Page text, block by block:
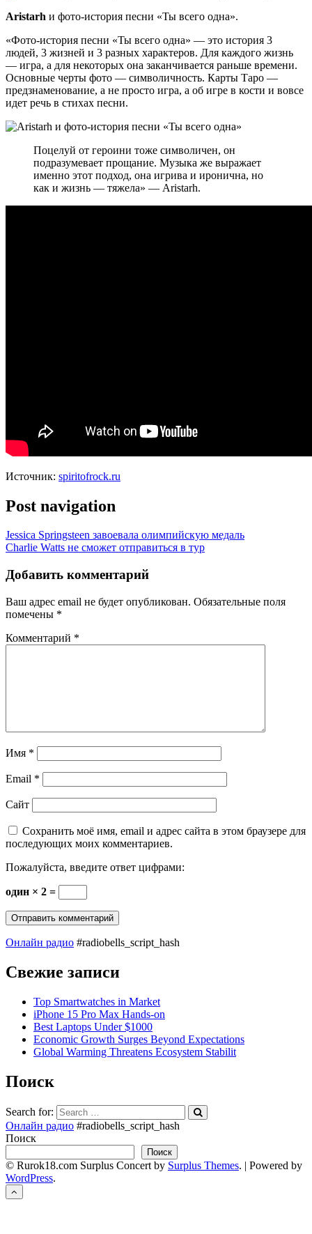
Aristarh и фото-история песни «Ты всего одна».
«Фото-история песни «Ты всего одна» — это история 3
людей, 3 жизней и 3 разных характеров. Для каждого жизнь
— игра, а для некоторых она заканчивается раньше времени.
Основные черты фото — символичность. Карты Таро —
предзнаменование, а не просто игра, а об игре в кости и вовсе
идет речь в стихах песни.
Поцелуй от героини тоже символичен, он
подразумевает прощание. Музыка же выражает
именно этот подход, она игрива и иронична, но
как и жизнь — тяжела» — Aristarh.
Источник: spiritofrock.ru
Post navigation
Jessica Springsteen завоевала олимпийскую медаль
Charlie Watts не сможет отправиться в тур
Добавить комментарий
Ваш адрес email не будет опубликован. Обязательные поля
помечены *
Комментарий *
Имя *
Email *
Сайт
Сохранить моё имя, email и адрес сайта в этом браузере для
последующих моих комментариев.
Пожалуйста, введите ответ цифрами:
один × 2 =
Онлайн радио #radiobells_script_hash
Свежие записи
Top Smartwatches in Market
iPhone 15 Pro Max Hands-on
Best Laptops Under $1000
Economic Growth Surges Beyond Expectations
Global Warming Threatens Ecosystem Stabilit
Поиск
Search for:
Онлайн радио #radiobells_script_hash
Поиск
Поиск
© Rurok18.com Surplus Concert by Surplus Themes. | Powered by
WordPress.